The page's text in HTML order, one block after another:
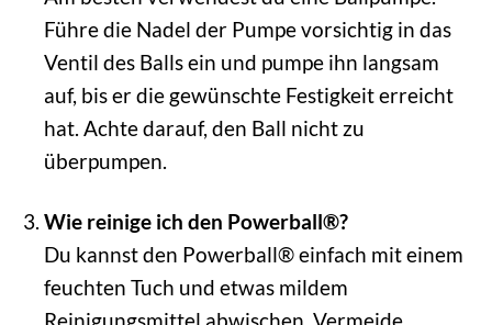
Führe die Nadel der Pumpe vorsichtig in das
Ventil des Balls ein und pumpe ihn langsam
auf, bis er die gewünschte Festigkeit erreicht
hat. Achte darauf, den Ball nicht zu
überpumpen.
Wie reinige ich den Powerball®?
Du kannst den Powerball® einfach mit einem
feuchten Tuch und etwas mildem